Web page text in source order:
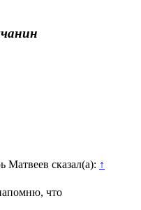
Матвеев сказал(а): ↑
что